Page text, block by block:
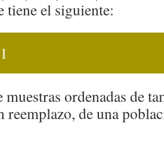
tiene el siguiente:
ordenadas de
reemplazo, de una